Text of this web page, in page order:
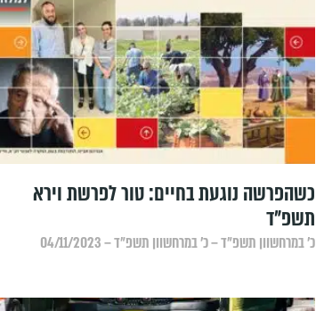
כשהפרשה נוגעת בחיים: טור לפרשת וירא
תשפ"ד
כ׳ במרחשוון תשפ״ד – כ׳ במרחשוון תשפ״ד – 04/11/2023